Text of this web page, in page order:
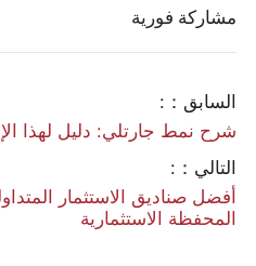
مشاركة فورية
السابق：:
شرح نمط جارتلي: دليل لهذا
التالي：:
أفضل صناديق الاستثمار
المحفظة الاستثمارية